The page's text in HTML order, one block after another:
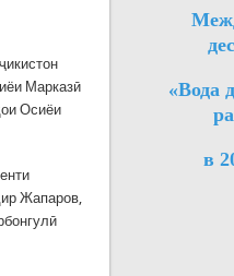
Марказӣ
Осиёи
Жапаров,
«Вода
в